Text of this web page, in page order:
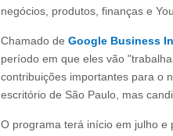
negócios, produtos, finanças e
Chamado de Google Business
período em que eles vão
contribuições importantes para o
escritório de São Paulo, mas
O programa terá início em julho e